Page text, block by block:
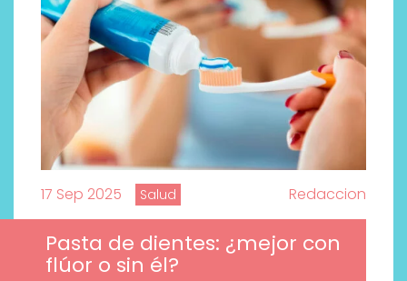
17 Sep 2025 Salud Redaccion
Pasta de dientes: ¿mejor con
flúor o sin él?